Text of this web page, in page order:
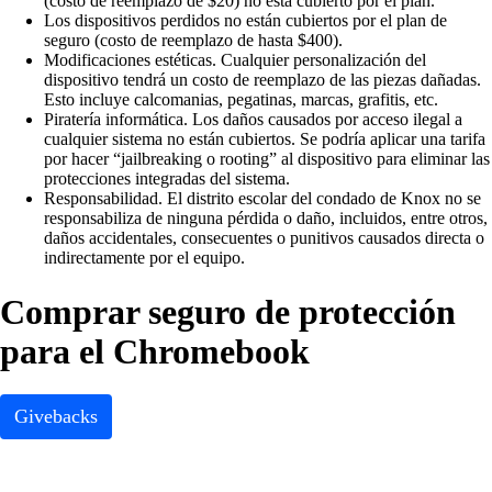
Los dispositivos perdidos no están cubiertos por el plan de
seguro (costo de reemplazo de hasta $400).
Modificaciones estéticas. Cualquier personalización del
dispositivo tendrá un costo de reemplazo de las piezas dañadas.
Esto incluye calcomanias, pegatinas, marcas, grafitis, etc.
Piratería informática. Los daños causados por acceso ilegal a
cualquier sistema no están cubiertos. Se podría aplicar una tarifa
por hacer “jailbreaking o rooting” al dispositivo para eliminar las
protecciones integradas del sistema.
Responsabilidad. El distrito escolar del condado de Knox no se
responsabiliza de ninguna pérdida o daño, incluidos, entre otros,
daños accidentales, consecuentes o punitivos causados directa o
indirectamente por el equipo.
Comprar seguro de protección
para el Chromebook
Givebacks